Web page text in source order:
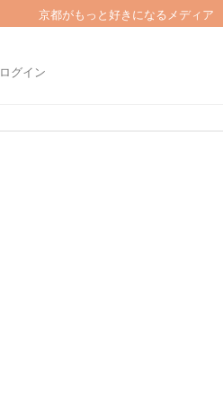
京都がもっと好きになるメディア
ログイン